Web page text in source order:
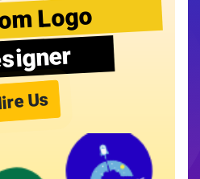
Logo
Us